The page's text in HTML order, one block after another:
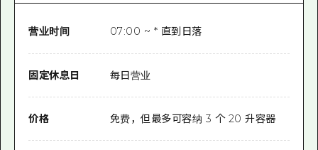
营业时间 07:00 ~ * 直到日落
固定休息日 每日营业
价格 免费，但最多可容纳 3 个 20 升容器